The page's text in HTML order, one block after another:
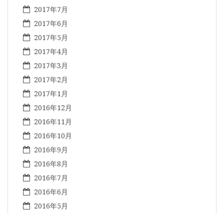
2017年7月
2017年6月
2017年5月
2017年4月
2017年3月
2017年2月
2017年1月
2016年12月
2016年11月
2016年10月
2016年9月
2016年8月
2016年7月
2016年6月
2016年5月